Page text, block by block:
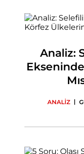
Analiz:
ANALİZ |